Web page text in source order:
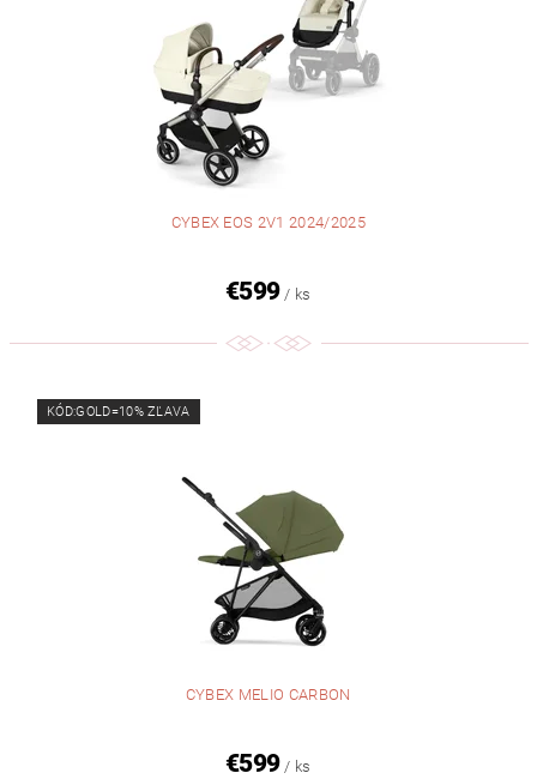
CYBEX EOS 2V1 2024/2025
€599 / ks
KÓD:GOLD=10% ZĽAVA
CYBEX MELIO CARBON
€599 / ks